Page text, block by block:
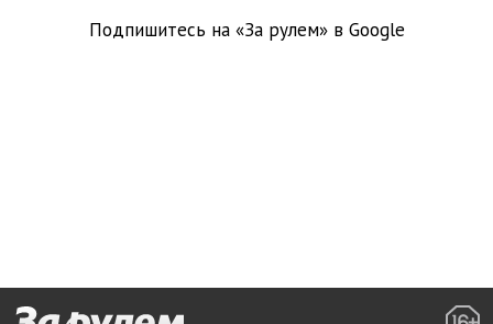
Подпишитесь на «За рулем» в Google